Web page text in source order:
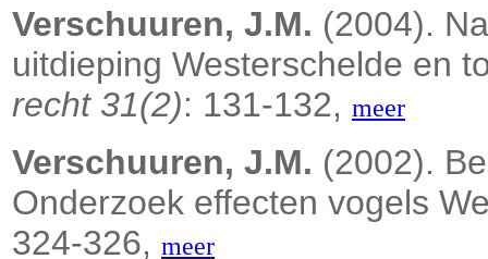
Verschuuren, J.M. (2004).
uitdieping Westerschelde en
recht 31(2): 131-132, meer
Verschuuren, J.M. (2002).
Onderzoek effecten vogels
324-326, meer